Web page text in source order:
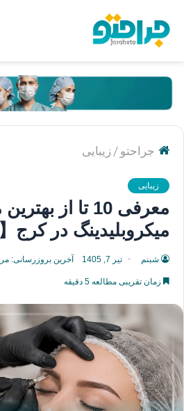
جراحتو / زیبایی
زیبایی
معرفی 10 تا از
میکروبلیدینگ در کرج【
شبنم تیر 7, 1405 آخرین بروزرسانی: مرداد 12,
زمان تقریبی مطالعه 5 دقیقه